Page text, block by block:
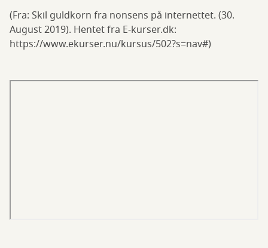
(Fra: Skil guldkorn fra nonsens på internettet. (30.
August 2019). Hentet fra E-kurser.dk:
https://www.ekurser.nu/kursus/502?s=nav#)